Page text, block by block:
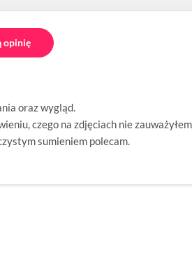
opinię
oraz wygląd.
czego na zdjęciach nie
sumieniem polecam.